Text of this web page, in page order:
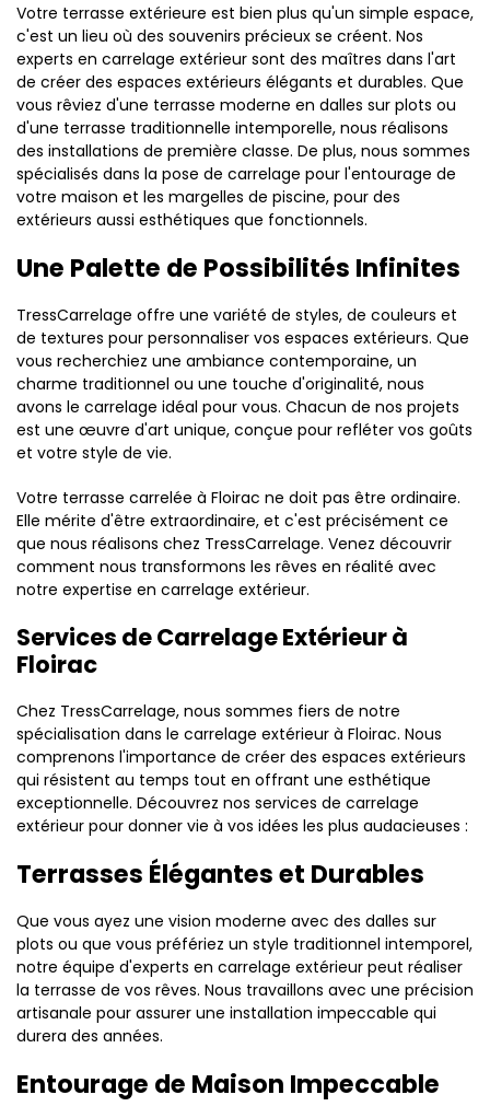
Votre terrasse extérieure est bien plus qu'un simple espace,
c'est un lieu où des souvenirs précieux se créent. Nos
experts en carrelage extérieur sont des maîtres dans l'art
de créer des espaces extérieurs élégants et durables. Que
vous rêviez d'une terrasse moderne en dalles sur plots ou
d'une terrasse traditionnelle intemporelle, nous réalisons
des installations de première classe. De plus, nous sommes
spécialisés dans la pose de carrelage pour l'entourage de
votre maison et les margelles de piscine, pour des
extérieurs aussi esthétiques que fonctionnels.
Une Palette de Possibilités Infinites
TressCarrelage offre une variété de styles, de couleurs et
de textures pour personnaliser vos espaces extérieurs. Que
vous recherchiez une ambiance contemporaine, un
charme traditionnel ou une touche d'originalité, nous
avons le carrelage idéal pour vous. Chacun de nos projets
est une œuvre d'art unique, conçue pour refléter vos goûts
et votre style de vie.
Votre terrasse carrelée à Floirac ne doit pas être ordinaire.
Elle mérite d'être extraordinaire, et c'est précisément ce
que nous réalisons chez TressCarrelage. Venez découvrir
comment nous transformons les rêves en réalité avec
notre expertise en carrelage extérieur.
Services de Carrelage Extérieur à
Floirac
Chez TressCarrelage, nous sommes fiers de notre
spécialisation dans le carrelage extérieur à Floirac. Nous
comprenons l'importance de créer des espaces extérieurs
qui résistent au temps tout en offrant une esthétique
exceptionnelle. Découvrez nos services de carrelage
extérieur pour donner vie à vos idées les plus audacieuses :
Terrasses Élégantes et Durables
Que vous ayez une vision moderne avec des dalles sur
plots ou que vous préfériez un style traditionnel intemporel,
notre équipe d'experts en carrelage extérieur peut réaliser
la terrasse de vos rêves. Nous travaillons avec une précision
artisanale pour assurer une installation impeccable qui
durera des années.
Entourage de Maison Impeccable